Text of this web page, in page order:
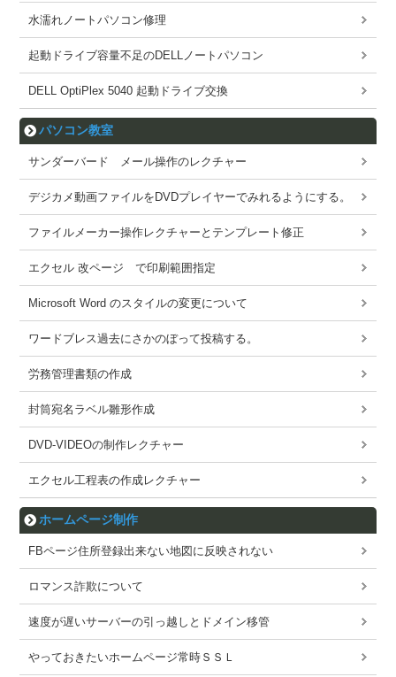
水濡れノートパソコン修理
起動ドライブ容量不足のDELLノートパソコン
DELL OptiPlex 5040 起動ドライブ交換
パソコン教室
サンダーバード メール操作のレクチャー
デジカメ動画ファイルをDVDプレイヤーでみれるようにする。
ファイルメーカー操作レクチャーとテンプレート修正
エクセル 改ページ で印刷範囲指定
Microsoft Word のスタイルの変更について
ワードブレス過去にさかのぼって投稿する。
労務管理書類の作成
封筒宛名ラベル雛形作成
DVD-VIDEOの制作レクチャー
エクセル工程表の作成レクチャー
ホームページ制作
FBページ住所登録出来ない地図に反映されない
ロマンス詐欺について
速度が遅いサーバーの引っ越しとドメイン移管
やっておきたいホームページ常時ＳＳＬ